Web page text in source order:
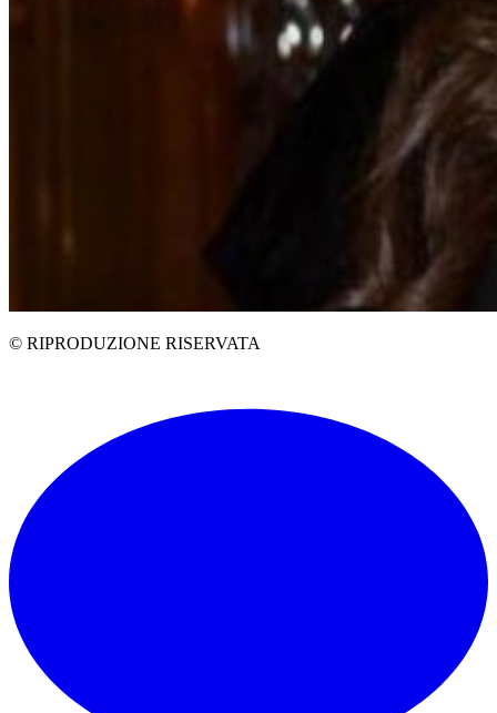
© RIPRODUZIONE RISERVATA